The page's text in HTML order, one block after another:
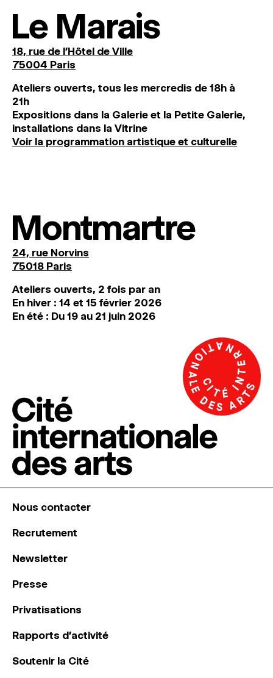
Le Marais
18, rue de l'Hôtel de Ville
75004 Paris
Ateliers ouverts, tous les mercredis de 18h à
21h
Expositions dans la Galerie et la Petite Galerie,
installations dans la Vitrine
Voir la programmation artistique et culturelle
Montmartre
24, rue Norvins
75018 Paris
Ateliers ouverts, 2 fois par an
En hiver : 14 et 15 février 2026
En été : Du 19 au 21 juin 2026
Nous contacter
Recrutement
Newsletter
Presse
Privatisations
Rapports d’activité
Soutenir la Cité